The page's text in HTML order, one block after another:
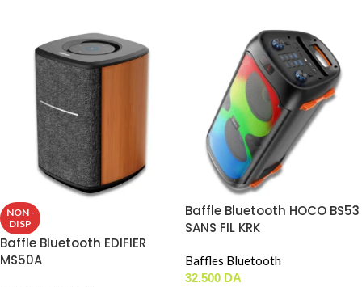
NON -
DISP
Baffle Bluetooth EDIFIER
MS50A
Baffle Bluetooth HOCO BS53
SANS FIL KRK
Baffles Bluetooth
32.500 DA